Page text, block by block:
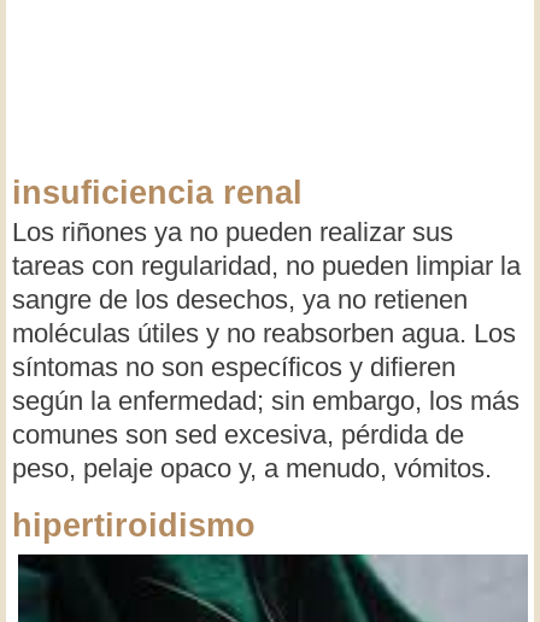
insuficiencia renal
Los riñones ya no pueden realizar sus
tareas con regularidad, no pueden limpiar la
sangre de los desechos, ya no retienen
moléculas útiles y no reabsorben agua. Los
síntomas no son específicos y difieren
según la enfermedad; sin embargo, los más
comunes son sed excesiva, pérdida de
peso, pelaje opaco y, a menudo, vómitos.
hipertiroidismo